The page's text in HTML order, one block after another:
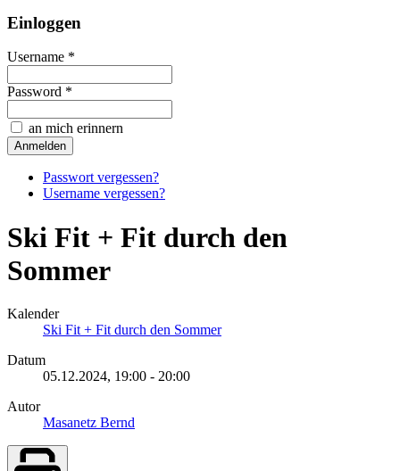
Einloggen
Username *
Password *
an mich erinnern
Passwort vergessen?
Username vergessen?
Ski Fit + Fit durch den
Sommer
Kalender
Ski Fit + Fit durch den Sommer
Datum
05.12.2024, 19:00 - 20:00
Autor
Masanetz Bernd